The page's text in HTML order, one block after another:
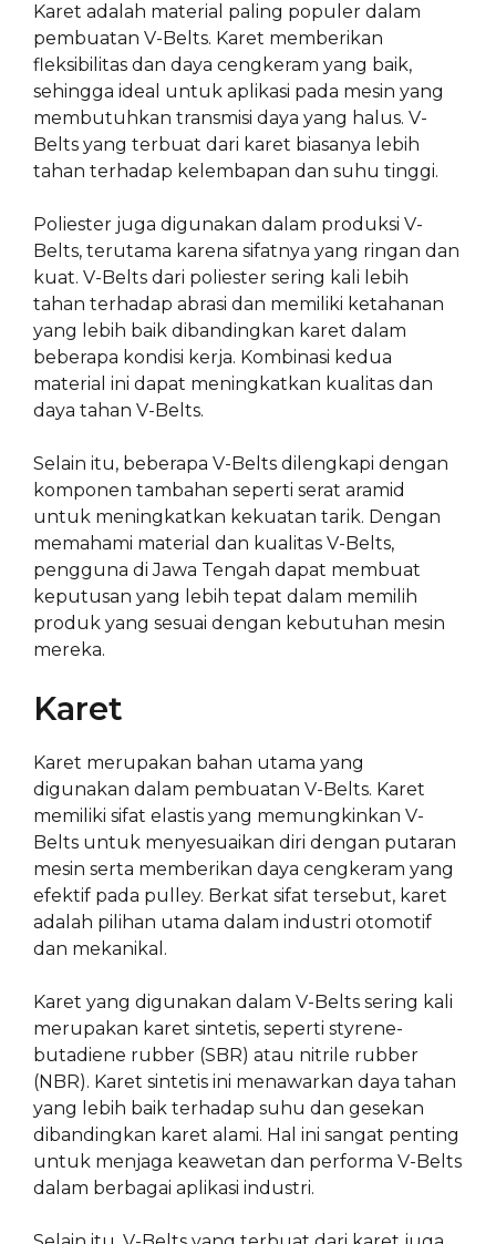
Karet adalah material paling populer dalam
pembuatan V-Belts. Karet memberikan
fleksibilitas dan daya cengkeram yang baik,
sehingga ideal untuk aplikasi pada mesin yang
membutuhkan transmisi daya yang halus. V-
Belts yang terbuat dari karet biasanya lebih
tahan terhadap kelembapan dan suhu tinggi.
Poliester juga digunakan dalam produksi V-
Belts, terutama karena sifatnya yang ringan dan
kuat. V-Belts dari poliester sering kali lebih
tahan terhadap abrasi dan memiliki ketahanan
yang lebih baik dibandingkan karet dalam
beberapa kondisi kerja. Kombinasi kedua
material ini dapat meningkatkan kualitas dan
daya tahan V-Belts.
Selain itu, beberapa V-Belts dilengkapi dengan
komponen tambahan seperti serat aramid
untuk meningkatkan kekuatan tarik. Dengan
memahami material dan kualitas V-Belts,
pengguna di Jawa Tengah dapat membuat
keputusan yang lebih tepat dalam memilih
produk yang sesuai dengan kebutuhan mesin
mereka.
Karet
Karet merupakan bahan utama yang
digunakan dalam pembuatan V-Belts. Karet
memiliki sifat elastis yang memungkinkan V-
Belts untuk menyesuaikan diri dengan putaran
mesin serta memberikan daya cengkeram yang
efektif pada pulley. Berkat sifat tersebut, karet
adalah pilihan utama dalam industri otomotif
dan mekanikal.
Karet yang digunakan dalam V-Belts sering kali
merupakan karet sintetis, seperti styrene-
butadiene rubber (SBR) atau nitrile rubber
(NBR). Karet sintetis ini menawarkan daya tahan
yang lebih baik terhadap suhu dan gesekan
dibandingkan karet alami. Hal ini sangat penting
untuk menjaga keawetan dan performa V-Belts
dalam berbagai aplikasi industri.